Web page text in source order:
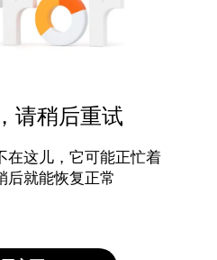
请稍后重试
在这儿，它可能正忙着
后就能恢复正常